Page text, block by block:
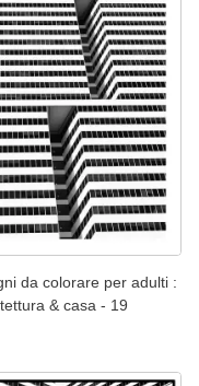
da colorare per adulti :
& casa - 19